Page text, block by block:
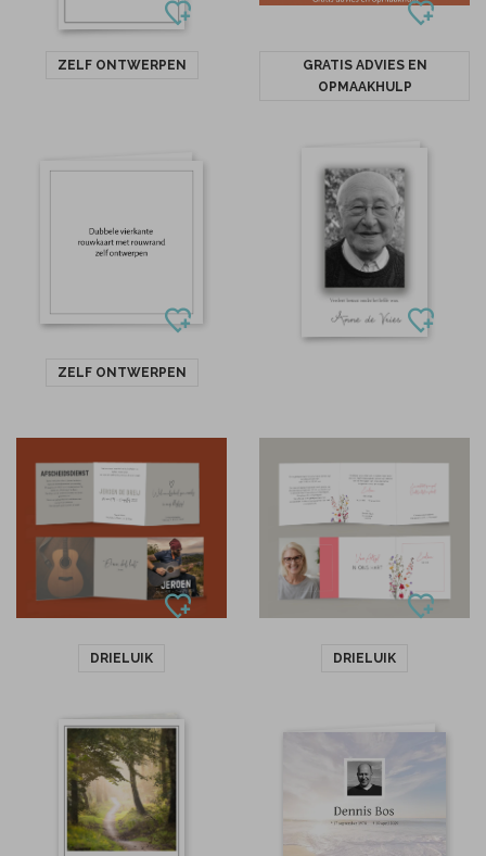
ZELF ONTWERPEN
GRATIS ADVIES EN
OPMAAKHULP
ZELF ONTWERPEN
DRIELUIK DRIELUIK